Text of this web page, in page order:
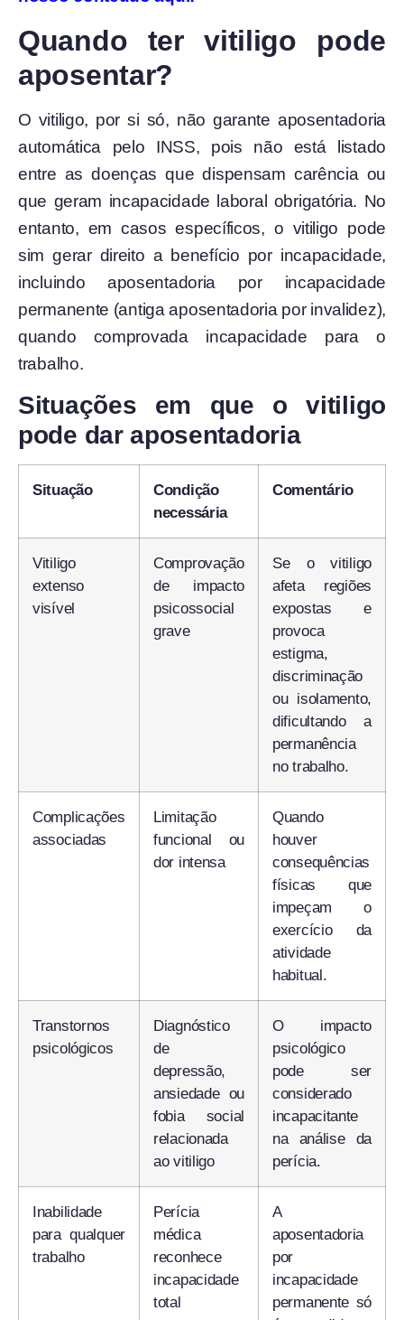
Quando ter vitiligo pode
aposentar?
O vitiligo, por si só, não garante aposentadoria
automática pelo INSS, pois não está listado
entre as doenças que dispensam carência ou
que geram incapacidade laboral obrigatória. No
entanto, em casos específicos, o vitiligo pode
sim gerar direito a benefício por incapacidade,
incluindo aposentadoria por incapacidade
permanente (antiga aposentadoria por invalidez),
quando comprovada incapacidade para o
trabalho.
Situações em que o vitiligo
pode dar aposentadoria
Situação
Condição
necessária
Comentário
Vitiligo
extenso
visível
Comprovação
de impacto
psicossocial
grave
Se o vitiligo
afeta regiões
expostas e
provoca
estigma,
discriminação
ou isolamento,
dificultando a
permanência
no trabalho.
Complicações
associadas
Limitação
funcional ou
dor intensa
Quando
houver
consequências
físicas que
impeçam o
exercício da
atividade
habitual.
Transtornos
psicológicos
Diagnóstico
de
depressão,
ansiedade ou
fobia social
relacionada
ao vitiligo
O impacto
psicológico
pode ser
considerado
incapacitante
na análise da
perícia.
Inabilidade
para qualquer
trabalho
Perícia
médica
reconhece
incapacidade
total
A
aposentadoria
por
incapacidade
permanente só